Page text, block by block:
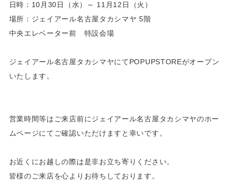
日時：10月30日（水）～ 11月12日（火）
場所：ジェイアール名古屋タカシマヤ 5階
中央エレベーター前 特設会場
ジェイアール名古屋タカシマヤにてPOPUPSTOREがオープン
いたします。
営業時間等はご来店前にジェイアール名古屋タカシマヤのホー
ムページにてご確認いただけますと幸いです。
お近くにお越しの際は是非お立ち寄りください。
皆様のご来店を心よりお待ちしております。